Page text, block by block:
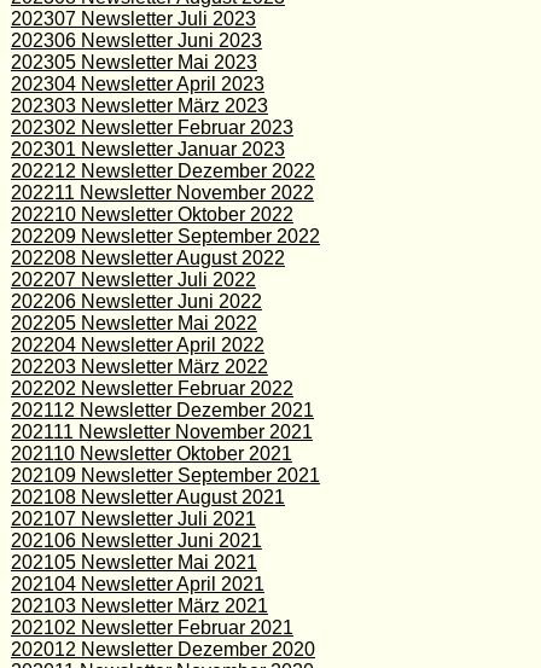
202307 Newsletter Juli 2023
202306 Newsletter Juni 2023
202305 Newsletter Mai 2023
202304 Newsletter April 2023
202303 Newsletter März 2023
202302 Newsletter Februar 2023
202301 Newsletter Januar 2023
202212 Newsletter Dezember 2022
202211 Newsletter November 2022
202210 Newsletter Oktober 2022
202209 Newsletter September 2022
202208 Newsletter August 2022
202207 Newsletter Juli 2022
202206 Newsletter Juni 2022
202205 Newsletter Mai 2022
202204 Newsletter April 2022
202203 Newsletter März 2022
202202 Newsletter Februar 2022
202112 Newsletter Dezember 2021
202111 Newsletter November 2021
202110 Newsletter Oktober 2021
202109 Newsletter September 2021
202108 Newsletter August 2021
202107 Newsletter Juli 2021
202106 Newsletter Juni 2021
202105 Newsletter Mai 2021
202104 Newsletter April 2021
202103 Newsletter März 2021
202102 Newsletter Februar 2021
202012 Newsletter Dezember 2020